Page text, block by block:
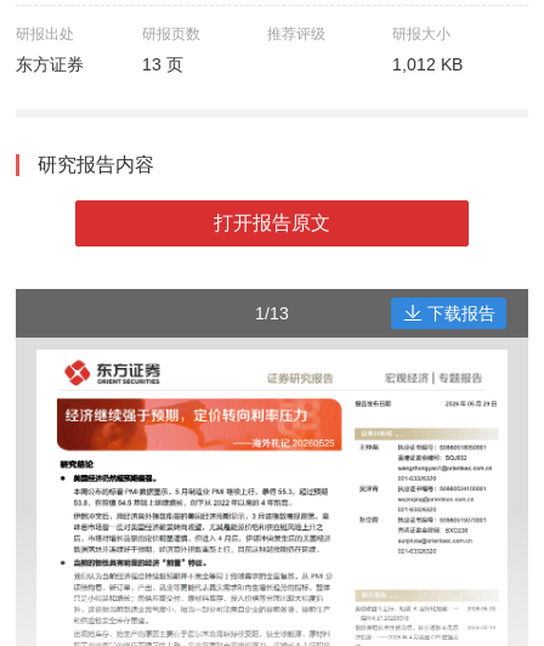
研报出处
东方证券
研报页数
13 页
推荐评级 研报大小
1,012 KB
研究报告内容
打开报告原文
1/13 下载报告